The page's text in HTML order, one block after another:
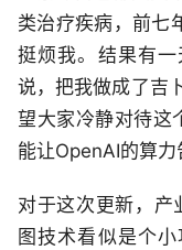
类治疗疾病，前七
挺烦我。结果有
说，把我做成了吉
望大家冷静对待这
能让OpenAI的算力
对于这次更新，产
图技术看似是个